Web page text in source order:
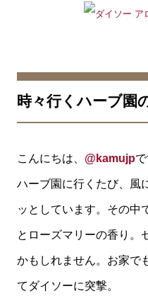
時々行くハーブ園
こんにちは、 @kamujpで
ハーブ園に行くたび、風
ッとしています。その中
とローズマリーの香り。
かもしれません。お家で
てダイソーに突撃。